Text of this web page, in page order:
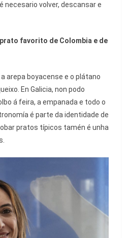
necesario volver, descansar e
favorito de Colombia e de
arepa boyacense e o plátano
En Galicia, non podo
á feira, a empanada e todo o
é parte da identidade de
pratos típicos tamén é unha